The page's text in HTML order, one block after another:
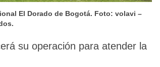
El Dorado de Bogotá. Foto: volavi –
su operación para atender la